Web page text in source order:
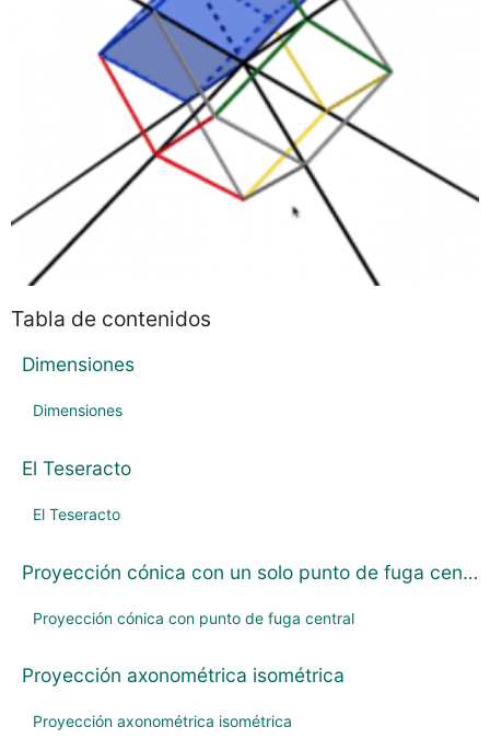
Esto no es un cubo
Proyecciones de los ejes cartesianos
Tabla de contenidos
Dimensiones
Dimensiones
El Teseracto
El Teseracto
Proyección cónica con un solo punto de fuga central
Proyección cónica con punto de fuga central
Proyección axonométrica isométrica
Proyección axonométrica isométrica